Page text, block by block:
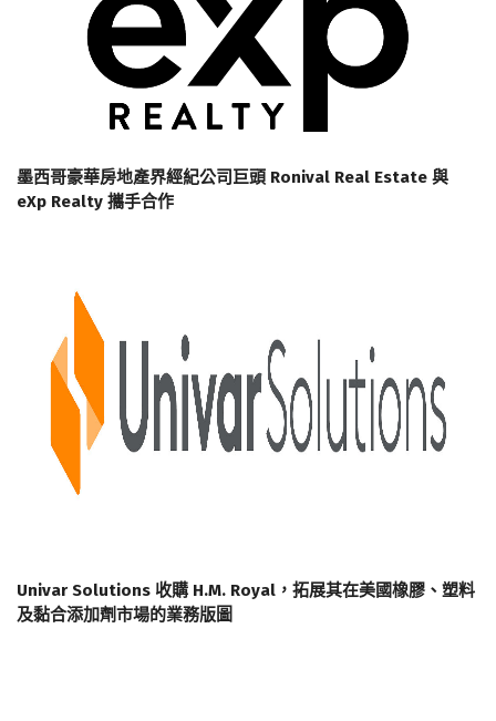
墨西哥豪華房地產界經紀公司巨頭 Ronival Real Estate 與
eXp Realty 攜手合作
Univar Solutions 收購 H.M. Royal，拓展其在美國橡膠、塑料
及黏合添加劑市場的業務版圖